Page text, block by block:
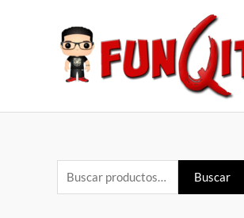
u
Buscar